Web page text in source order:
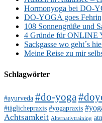
Hormonyoga bei DO-
DO-YOGA goes
108 Sonnengrüße und
4 Gründe für ONLINE
Sackgasse wo geht´s
Meine Reise zu mir
Schlagwörter
#ayurveda #do-yoga
#täglichepraxis #yogapraxis
Achtsamkeit Alternativtraining